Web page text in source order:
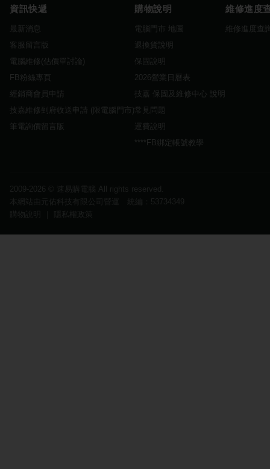
資訊快遞
最新消息
客服留言版
電腦維修(估價單討論)
FB粉絲專頁
經銷商會員申請
技嘉維修到府收送申請 (限電腦門市)
筆電詢價留言版
購物說明
電腦門市 地圖
退換貨說明
保固說明
2026營業日曆表
技嘉 保固及維修中心 說明
常見問題
運費說明
****FB綁定帳號教學
維修進度
維修進度查